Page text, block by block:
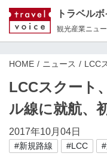
トラベル
観光産業ニュ
HOME ニュース LCC
LCCスクート
ル線に就航、
2017年10月04日
#新規路線 #LCC